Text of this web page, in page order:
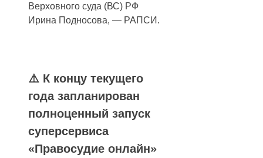
Верховного суда (ВС) РФ
Ирина Подносова, — РАПСИ.
⚠️ К концу текущего
года запланирован
полноценный запуск
суперсервиса
«Правосудие онлайн»